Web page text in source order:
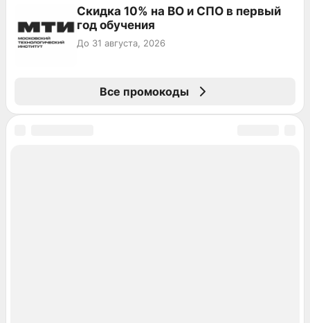
Скидка 10% на ВО и СПО в первый
год обучения
До 31 августа, 2026
Все промокоды